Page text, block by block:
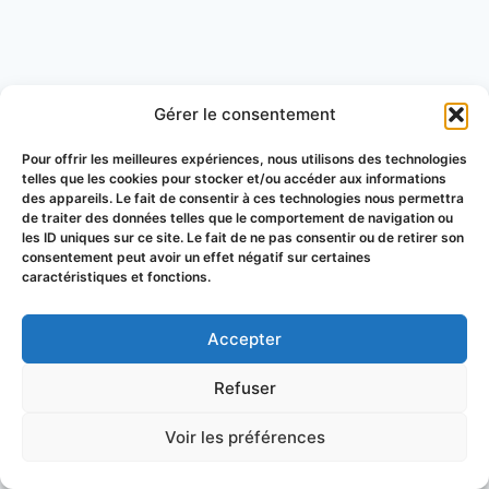
Gérer le consentement
Pour offrir les meilleures expériences, nous utilisons des technologies
telles que les cookies pour stocker et/ou accéder aux informations
des appareils. Le fait de consentir à ces technologies nous permettra
de traiter des données telles que le comportement de navigation ou
les ID uniques sur ce site. Le fait de ne pas consentir ou de retirer son
consentement peut avoir un effet négatif sur certaines
caractéristiques et fonctions.
Accepter
Refuser
Voir les préférences
© 2026 Groupement de Défense